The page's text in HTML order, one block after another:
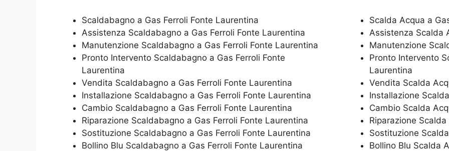
Scaldabagno a Gas Ferroli Fonte Laurentina
Assistenza Scaldabagno a Gas Ferroli Fonte Laurentina
Manutenzione Scaldabagno a Gas Ferroli Fonte Laurentina
Pronto Intervento Scaldabagno a Gas Ferroli Fonte
Laurentina
Vendita Scaldabagno a Gas Ferroli Fonte Laurentina
Installazione Scaldabagno a Gas Ferroli Fonte Laurentina
Cambio Scaldabagno a Gas Ferroli Fonte Laurentina
Riparazione Scaldabagno a Gas Ferroli Fonte Laurentina
Sostituzione Scaldabagno a Gas Ferroli Fonte Laurentina
Bollino Blu Scaldabagno a Gas Ferroli Fonte Laurentina
Scalda Acqua a
Assistenza Scalda
Manutenzione
Pronto Intervento
Laurentina
Vendita Scalda
Installazione
Cambio Scalda
Riparazione
Sostituzione
Bollino Blu Scalda